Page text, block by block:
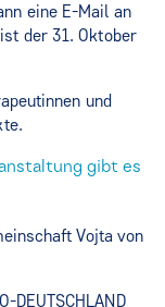
eine E-Mail an
der 31. Oktober
und
gibt es
Vojta von
DEUTSCHLAND